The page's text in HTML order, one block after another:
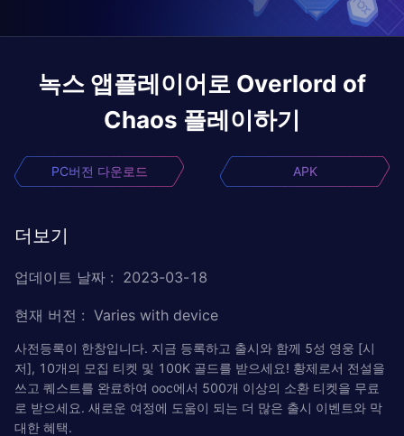
녹스 앱플레이어로 Overlord of
Chaos 플레이하기
PC버전 다운로드 APK
더보기
업데이트 날짜 : 2023-03-18
현재 버전 : Varies with device
사전등록이 한창입니다. 지금 등록하고 출시와 함께 5성 영웅 [시
저], 10개의 모집 티켓 및 100K 골드를 받으세요! 황제로서 전설을
쓰고 퀘스트를 완료하여 ooc에서 500개 이상의 소환 티켓을 무료
로 받으세요. 새로운 여정에 도움이 되는 더 많은 출시 이벤트와 막
대한 혜택.